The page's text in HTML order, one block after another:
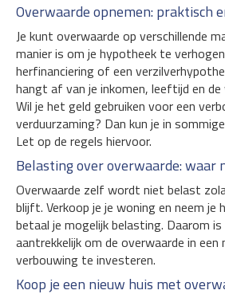
Overwaarde opnemen: praktisch
Je kunt overwaarde op verschillende
manier is om je hypotheek te
herfinanciering of een
hangt af van je inkomen, leeftijd en de
Wil je het geld gebruiken voor een
verduurzaming? Dan kun je in
Let op de regels hiervoor.
Belasting over overwaarde: waar
Overwaarde zelf wordt niet belast
blijft. Verkoop je je woning en neem je
betaal je mogelijk belasting. Daarom
aantrekkelijk om de overwaarde in een
verbouwing te investeren.
Koop je een nieuw huis met